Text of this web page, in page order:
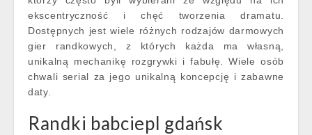
ekscentryczność i chęć tworzenia dramatu.
Dostępnych jest wiele różnych rodzajów darmowych
gier randkowych, z których każda ma własną,
unikalną mechanikę rozgrywki i fabułę. Wiele osób
chwali serial za jego unikalną koncepcję i zabawne
daty.
Randki babciepl gdańsk